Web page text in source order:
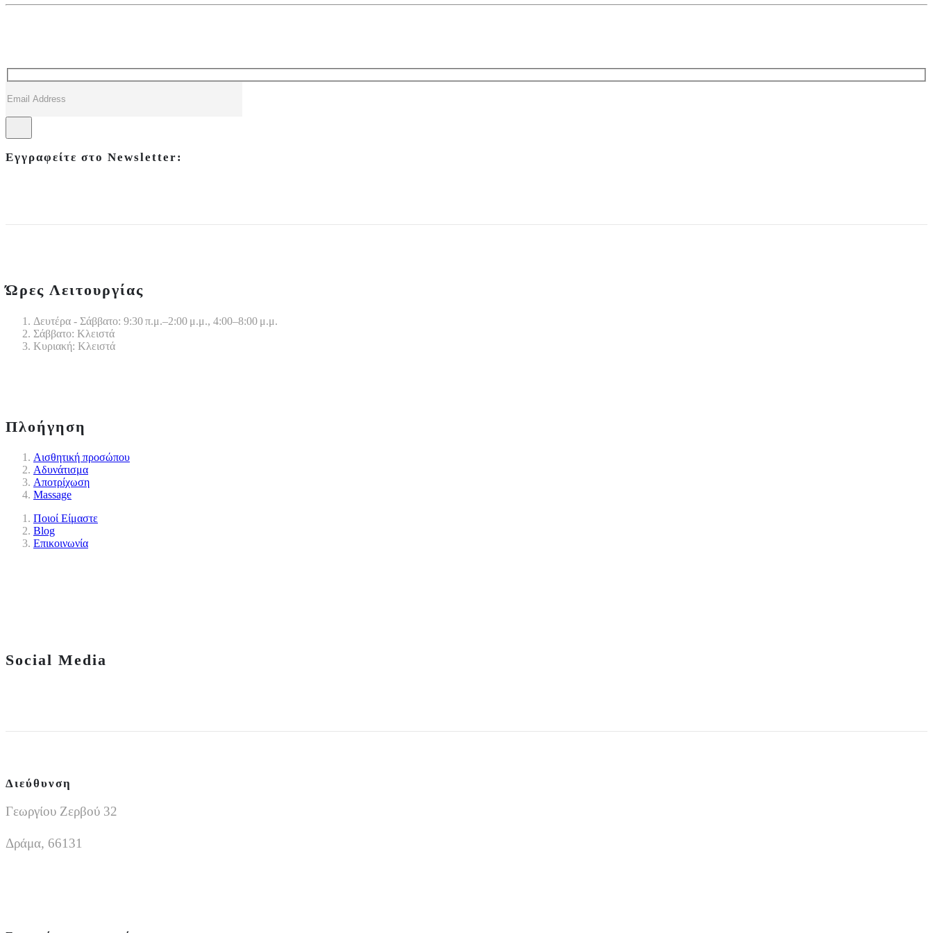
Εγγραφείτε στο Newsletter:
Ώρες Λειτουργίας
Δευτέρα - Σάββατο: 9:30 π.μ.–2:00 μ.μ., 4:00–8:00 μ.μ.
Σάββατο: Κλειστά
Κυριακή: Κλειστά
Πλοήγηση
Αισθητική προσώπου
Αδυνάτισμα
Αποτρίχωση
Massage
Ποιοί Είμαστε
Blog
Επικοινωνία
Social Media
Διεύθυνση
Γεωργίου Ζερβού 32
Δράμα, 66131